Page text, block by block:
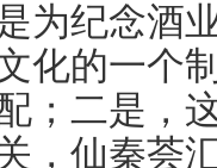
为纪念酒
化的一个
；二是，
，仙秦荟